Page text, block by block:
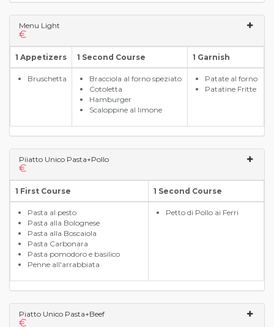
Menu Light
€
1 Appetizers 1 Second Course 1 Garnish
Bruschetta
Bracciola al forno speziato
Cotoletta
Hamburger
Scaloppine al limone
Patate al forno
Patatine Fritte
Piiatto Unico Pasta+Pollo
€
1 First Course 1 Second Course
Pasta al pesto
Pasta alla Bolognese
Pasta alla Boscaiola
Pasta Carbonara
Pasta pomodoro e basilico
Penne all'arrabbiata
Petto di Pollo ai Ferri
Piatto Unico Pasta+Beef
€